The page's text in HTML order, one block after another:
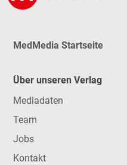
MedMedia Startseite
Über unseren Verlag
Mediadaten
Team
Jobs
Kontakt